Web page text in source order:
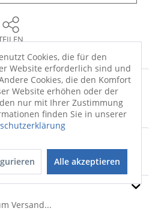
Polyester · Textiles Vertrauen-
mehr
Versand...
Cookies, die für den
Website erforderlich sind und
Cookies, die den Komfort
Website erhöhen oder der
nur mit Ihrer Zustimmung
finden Sie in unserer
Alle akzeptieren